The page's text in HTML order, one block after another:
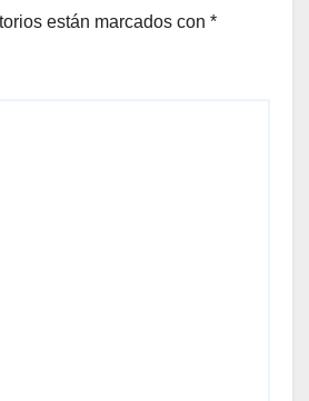
están marcados con *